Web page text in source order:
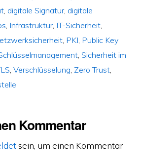
, digitale Signatur, digitale
, Infrastruktur, IT-Sicherheit,
, PKI, Public Key
, Sicherheit im
, Verschlüsselung, Zero Trust,
Kommentar
sein, um einen Kommentar